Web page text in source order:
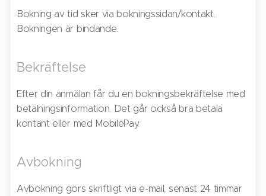
Bokning av tid sker via bokningssidan/kontakt.
Bokningen är bindande.
Bekräftelse
Efter din anmälan får du en bokningsbekräftelse med
betalningsinformation. Det går också bra betala
kontant eller med MobilePay.
Avbokning
Avbokning görs skriftligt via e-mail, senast 24 timmar